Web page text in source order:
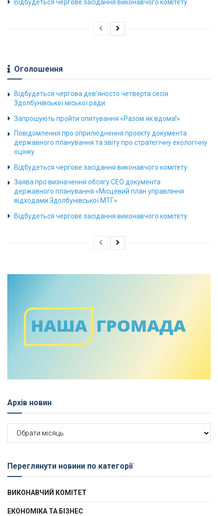
Відбудеться чергове засідання виконавчого комітету
Оголошення
Відбудеться чергова дев’яносто четверта сесія
Здолбунівської міської ради
Запрошують пройти опитування «Разом як вдома!»
Повідомлення про оприлюднення проєкту документа
державного планування та звіту про стратегічну екологічну
оцінку
Відбудеться чергове засідання виконавчого комітету
Заява про визначення обсягу СЕО документа
державного планування «Місцевий план управління
відходами Здолбунівської МТГ»
Відбудеться чергове засідання виконавчого комітету
Архів новин
Архів
новин
Переглянути новини по категорії
ВИКОНАВЧИЙ КОМІТЕТ
ЕКОНОМІКА ТА БІЗНЕС